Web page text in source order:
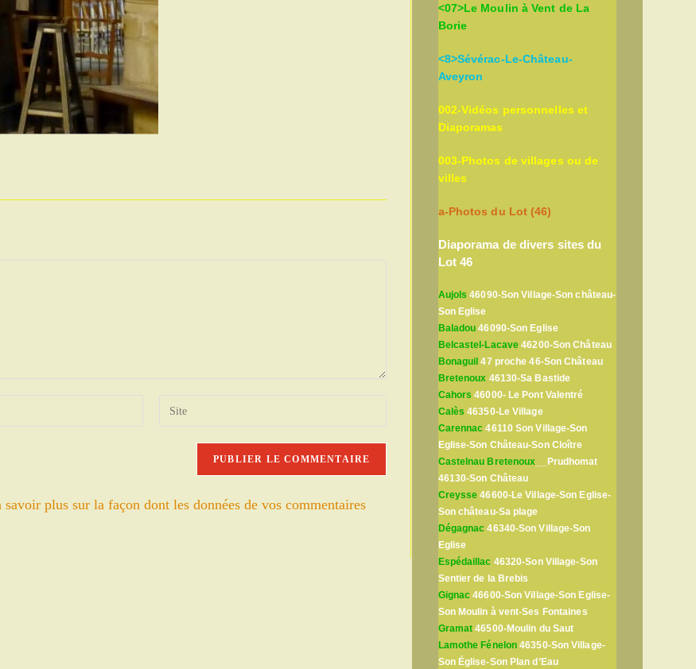
Saisir
(facultatif)
savoir plus sur la façon dont les données de vos commentaires
<07>Le Moulin à Vent de La
Borie
<8>Sévérac-Le-Château-
Aveyron
002-Vidéos personnelles et
Diaporamas
003-Photos de villages ou de
villes
a-Photos du Lot (46)
Diaporama de divers sites du
Lot 46
Aujols 46090-Son Village-Son château-
Son Eglise
Baladou 46090-Son Eglise
Belcastel-Lacave 46200-Son Château
Bonaguil 47 proche 46-Son Château
Bretenoux 46130-Sa Bastide
Cahors 46000- Le Pont Valentré
Calès 46350-Le Village
Carennac 46110 Son Village-Son
Eglise-Son Château-Son Cloître
Castelnau Bretenoux __Prudhomat
46130-Son Château
Creysse 46600-Le Village-Son Eglise-
Son château-Sa plage
Dégagnac 46340-Son Village-Son
Eglise
Espédaillac 46320-Son Village-Son
Sentier de la Brebis
Gignac 46600-Son Village-Son Eglise-
Son Moulin à vent-Ses Fontaines
Gramat 46500-Moulin du Saut
Lamothe Fénelon 46350-Son Village-
Son Église-Son Plan d’Eau